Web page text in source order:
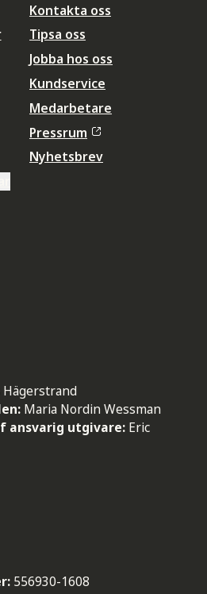
Kontakta oss
Tipsa oss
Jobba hos oss
Kundservice
Medarbetare
Pressrum
Nyhetsbrev
Maria Nordin Wessman
ansvarig utgivare: Eric
556930-1608